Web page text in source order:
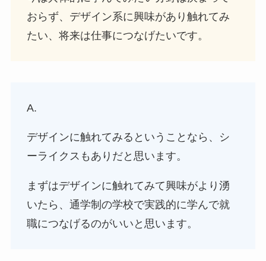
おらず、デザイン系に興味があり触れてみ
たい、将来は仕事につなげたいです。
A.
デザインに触れてみるということなら、シ
ーライクスもありだと思います。
まずはデザインに触れてみて興味がより湧
いたら、通学制の学校で実践的に学んで就
職につなげるのがいいと思います。